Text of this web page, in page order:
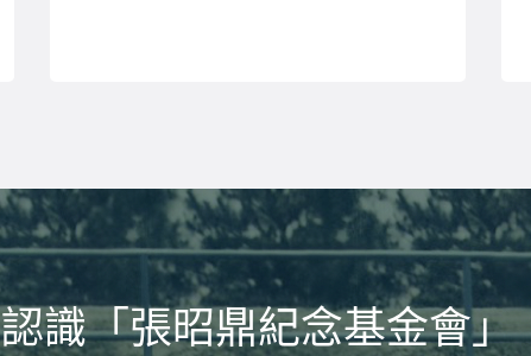
認識「張昭鼎紀念基金會」